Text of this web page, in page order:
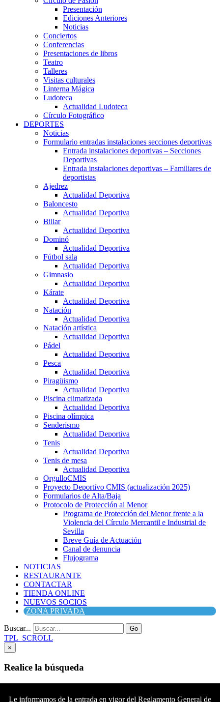
Presentación
Ediciones Anteriores
Noticias
Conciertos
Conferencias
Presentaciones de libros
Teatro
Talleres
Visitas culturales
Linterna Mágica
Ludoteca
Actualidad Ludoteca
Círculo Fotográfico
DEPORTES
Noticias
Formulario entradas instalaciones secciones deportivas
Entrada instalaciones deportivas – Secciones
Deportivas
Entrada instalaciones deportivas – Familiares de
deportistas
Ajedrez
Actualidad Deportiva
Baloncesto
Actualidad Deportiva
Billar
Actualidad Deportiva
Dominó
Actualidad Deportiva
Fútbol sala
Actualidad Deportiva
Gimnasio
Actualidad Deportiva
Kárate
Actualidad Deportiva
Natación
Actualidad Deportiva
Natación artística
Actualidad Deportiva
Pádel
Actualidad Deportiva
Pesca
Actualidad Deportiva
Piragüismo
Actualidad Deportiva
Piscina climatizada
Actualidad Deportiva
Piscina olímpica
Senderismo
Actualidad Deportiva
Tenis
Actualidad Deportiva
Tenis de mesa
Actualidad Deportiva
OrgulloCMIS
Proyecto Deportivo CMIS (actualización 2025)
Formularios de Alta/Baja
Protocolo de Protección al Menor
Programa de Protección del Menor frente a la
Violencia del Círculo Mercantil e Industrial de
Sevilla
Breve Guía de Actuación
Canal de denuncia
Flujograma
NOTICIAS
RESTAURANTE
CONTACTAR
TIENDA ONLINE
NUEVOS SOCIOS
ZONA PRIVADA
Buscar... Go
TPL_SCROLL
×
Realice la búsqueda
Buscar
Le informamos de la entrada en vigor del Reglamento General de